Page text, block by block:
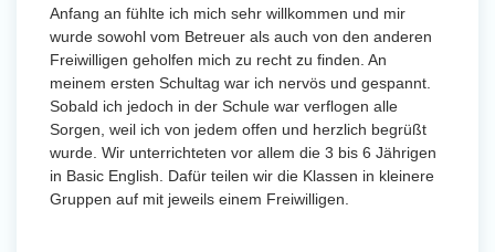
Anfang an fühlte ich mich sehr willkommen und mir
wurde sowohl vom Betreuer als auch von den anderen
Freiwilligen geholfen mich zu recht zu finden. An
meinem ersten Schultag war ich nervös und gespannt.
Sobald ich jedoch in der Schule war verflogen alle
Sorgen, weil ich von jedem offen und herzlich begrüßt
wurde. Wir unterrichteten vor allem die 3 bis 6 Jährigen
in Basic English. Dafür teilen wir die Klassen in kleinere
Gruppen auf mit jeweils einem Freiwilligen.